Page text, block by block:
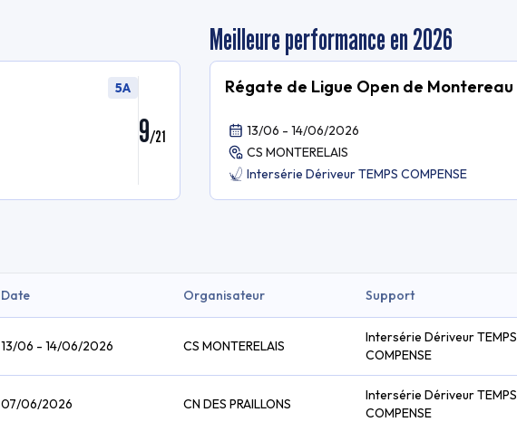
5A
9/21
Meilleure performance en 2026
Régate de Ligue Open de Montereau
13/06 - 14/06/2026
CS MONTERELAIS
Intersérie Dériveur TEMPS COMPENSE
Date Organisateur Support
13/06 - 14/06/2026 CS MONTERELAIS
Intersérie Dériveur TEMPS
COMPENSE
07/06/2026 CN DES PRAILLONS
Intersérie Dériveur TEMPS
COMPENSE